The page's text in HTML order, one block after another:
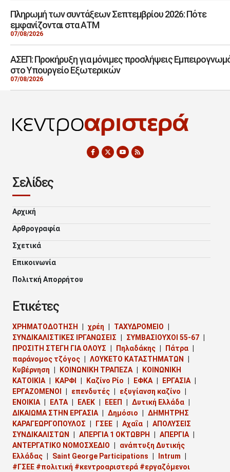
Πληρωμή των συντάξεων Σεπτεμβρίου 2026: Πότε
εμφανίζονται στα ΑΤΜ
07/08/2026
ΑΣΕΠ: Προκήρυξη για μόνιμες προσλήψεις
στο Υπουργείο Εξωτερικών
07/08/2026
Σελίδες
Αρχική
Αρθρογραφία
Σχετικά
Επικοινωνία
Πολιτκή Απορρήτου
Ετικέτες
ΧΡΗΜΑΤΟΔΟΤΗΣΗ χρέη
ΤΑΧΥΔΡΟΜΕΙΟ
ΣΥΝΔΙΚΑΛΙΣΤΙΚΕΣ ΙΡΓΑΝΩΣΕΙΣ
ΣΥΜΒΑΣΙΟΥΧΟΙ 55-67
ΠΡΟΣΙΤΗ ΣΤΕΓΗ ΓΙΑ ΟΛΟΥΣ
Πηλαδάκης
Πάτρα
παράνομος τζόγος
ΛΟΥΚΕΤΟ ΚΑΤΑΣΤΗΜΑΤΩΝ
Κυβέρνηση
ΚΟΙΝΩΝΙΚΗ ΤΡΑΠΕΖΑ
ΚΟΙΝΩΝΙΚΗ
ΚΑΤΟΙΚΙΑ
ΚΑΡΦΙ Καζίνο Ρίο ΕΦΚΑ
ΕΡΓΑΣΙΑ
ΕΡΓΑΖΟΜΕΝΟΙ
επενδυτές
εξυγίανση καζίνο
ΕΝΟΙΚΙΑ
ΕΛΤΑ ΕΛΕΚ ΕΕΕΠ
Δυτική Ελλάδα
ΔΙΚΑΙΩΜΑ ΣΤΗΝ ΕΡΓΑΣΙΑ
Δημόσιο
ΔΗΜΗΤΡΗΣ
ΚΑΡΑΓΕΩΡΓΟΠΟΥΛΟΣ
ΓΣΕΕ Αχαΐα
ΑΠΟΛΥΣΕΙΣ
ΣΥΝΔΙΚΑΛΙΣΤΩΝ
ΑΠΕΡΓΙΑ 1 ΟΚΤΩΒΡΗ
ΑΠΕΡΓΙΑ
ΑΝΤΕΡΓΑΤΙΚΟ ΝΟΜΟΣΧΕΔΙΟ
ανάπτυξη Δυτικής
Ελλάδας
Saint George Participations
Intrum
#ΓΣΕΕ #πολιτική #κεντροαριστερά #εργαζόμενοι